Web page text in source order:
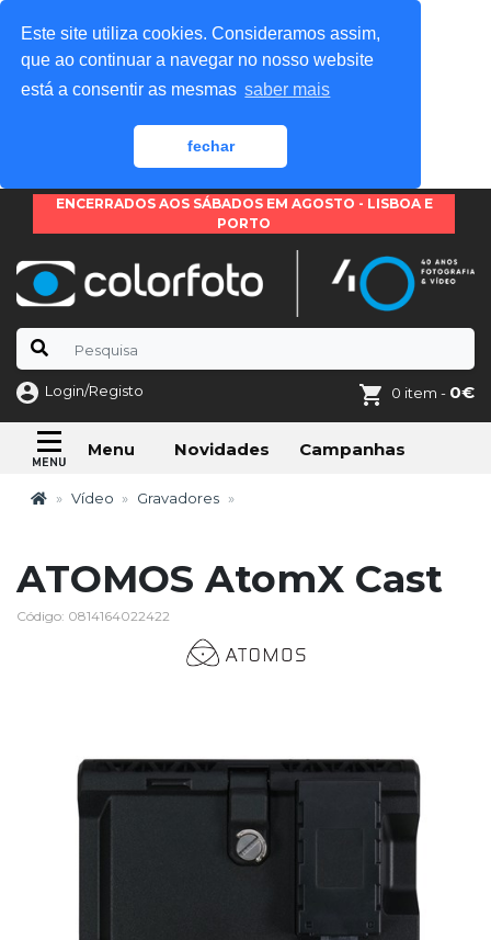
Este site utiliza cookies. Consideramos assim,
que ao continuar a navegar no nosso website
está a consentir as mesmas saber mais
fechar
ENCERRADOS AOS SÁBADOS EM AGOSTO - LISBOA E
PORTO
Login/Registo 0 item - 0€
Menu Novidades Campanhas
Vídeo Gravadores
ATOMOS AtomX Cast
Código: 0814164022422